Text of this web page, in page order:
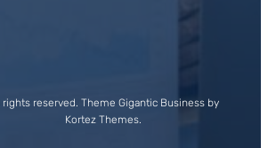
rights reserved. Theme Gigantic Business by
Kortez Themes.